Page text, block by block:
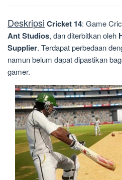
Deskripsi Cricket 14: Game
Ant Studios, dan diterbitkan oleh
Supplier. Terdapat perbedaan
namun belum dapat dipastikan
gamer.